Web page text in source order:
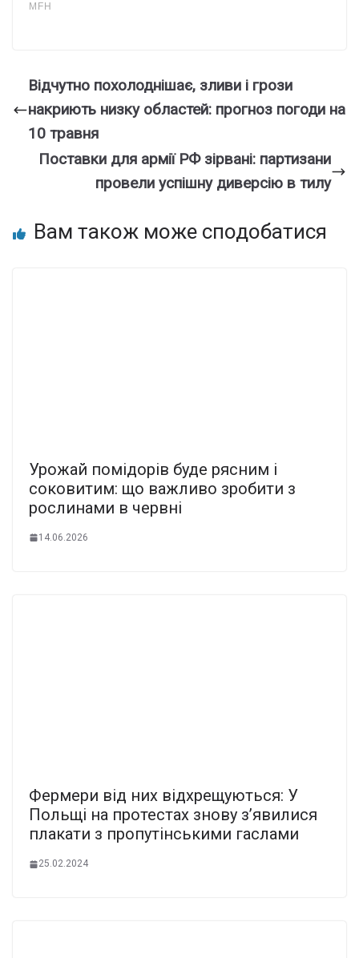
Відчутно похолоднішає, зливи і грози
накриють низку областей: прогноз погоди на
10 травня
Поставки для армії РФ зірвані: партизани
провели успішну диверсію в тилу
Вам також може сподобатися
Урожай помідорів буде рясним і
соковитим: що важливо зробити з
рослинами в червні
14.06.2026
Фермери від них відхрещуються: У
Польщі на протестах знову з’явилися
плакати з пропутінськими гаслами
25.02.2024